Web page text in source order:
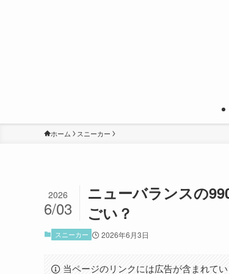
ホーム スニーカー
ニューバランスの
ごい？
2026
6/03
スニーカー 2026年6月3日
当ページのリンクには広告が含まれてい